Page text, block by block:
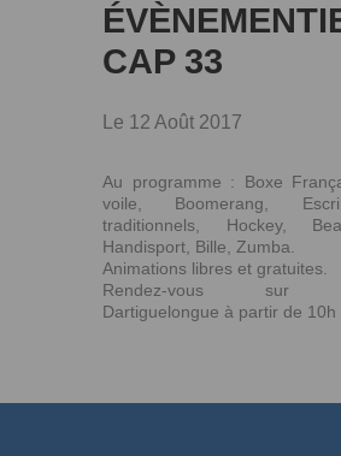
CAP 33
Le 12 Août 2017
Au programme : Boxe
voile, Boomerang,
traditionnels, Hockey,
Handisport, Bille, Zumba.
Animations libres et gratuites.
Rendez-vous sur
Dartiguelongue à partir de 10h